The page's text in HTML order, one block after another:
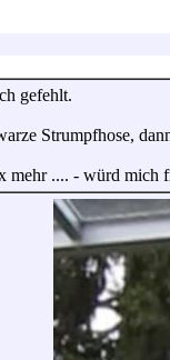
gefehlt.
Strumpfhose,
mehr .... - würd mich